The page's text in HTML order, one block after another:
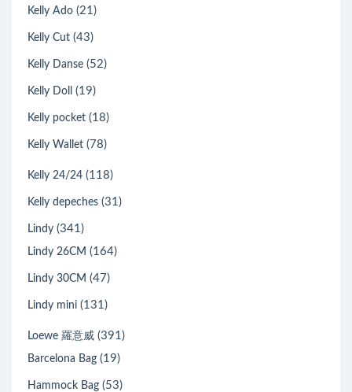
Kelly Ado (21)
Kelly Cut (43)
Kelly Danse (52)
Kelly Doll (19)
Kelly pocket (18)
Kelly Wallet (78)
Kelly 24/24 (118)
Kelly depeches (31)
Lindy (341)
Lindy 26CM (164)
Lindy 30CM (47)
Lindy mini (131)
Loewe 羅意威 (391)
Barcelona Bag (19)
Hammock Bag (53)